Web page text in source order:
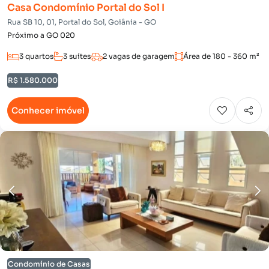
Casa Condomínio Portal do Sol I
Rua SB 10, 01, Portal do Sol, Goiânia - GO
Próximo a GO 020
3 quartos 3 suítes 2 vagas de garagem Área de 180 - 360 m²
R$ 1.580.000
Conhecer imóvel
Condomínio de Casas